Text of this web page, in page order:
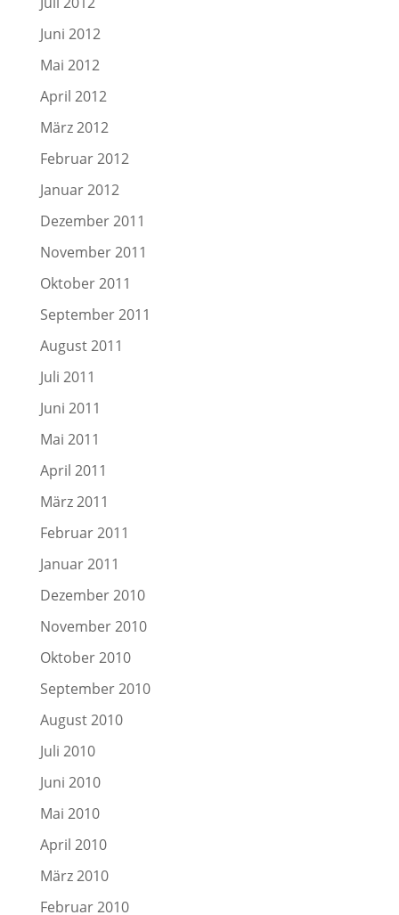
Juni 2012
Mai 2012
April 2012
März 2012
Februar 2012
Januar 2012
Dezember 2011
November 2011
Oktober 2011
September 2011
August 2011
Juli 2011
Juni 2011
Mai 2011
April 2011
März 2011
Februar 2011
Januar 2011
Dezember 2010
November 2010
Oktober 2010
September 2010
August 2010
Juli 2010
Juni 2010
Mai 2010
April 2010
März 2010
Februar 2010